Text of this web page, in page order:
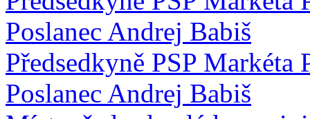
Poslanec Andrej Babiš
Předsedkyně PSP Markéta
Poslanec Andrej Babiš